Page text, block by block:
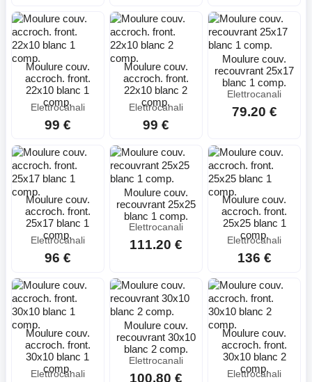
Moulure couv.
accroch. front.
22x10 blanc 1
comp.
Elettrocanali
99 €
Moulure couv.
accroch. front.
22x10 blanc 2
comp.
Elettrocanali
99 €
Moulure couv.
recouvrant 25x17
blanc 1 comp.
Elettrocanali
79.20 €
Moulure couv.
accroch. front.
25x17 blanc 1
comp.
Elettrocanali
96 €
Moulure couv.
recouvrant 25x25
blanc 1 comp.
Elettrocanali
111.20 €
Moulure couv.
accroch. front.
25x25 blanc 1
comp.
Elettrocanali
136 €
Moulure couv.
accroch. front.
30x10 blanc 1
comp.
Elettrocanali
Moulure couv.
recouvrant 30x10
blanc 2 comp.
Elettrocanali
100.80 €
Moulure couv.
accroch. front.
30x10 blanc 2
comp.
Elettrocanali